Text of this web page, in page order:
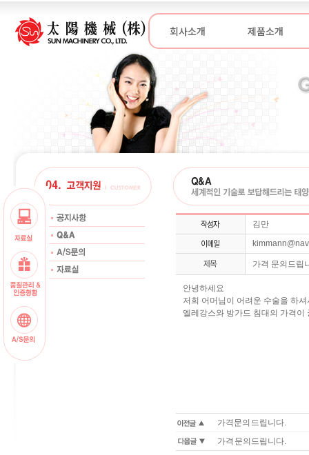
회사소개 제품소개
김만
가격 문의드립
안녕하세요
저희 어머님이 어려운 수술을 하
엘레강스와 방가드 침대의 가격이
가격문의 드립니다.
가격 문의드립니다.